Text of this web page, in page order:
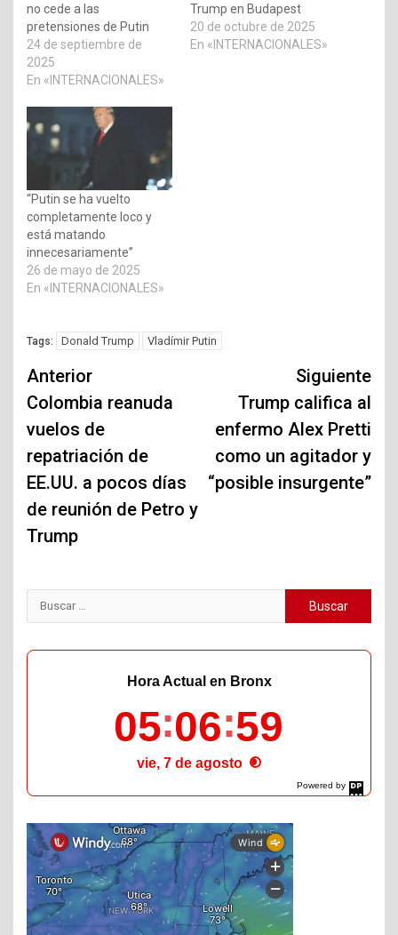
no cede a las
pretensiones de Putin
24 de septiembre de
2025
En «INTERNACIONALES»
Trump en Budapest
20 de octubre de 2025
En «INTERNACIONALES»
“Putin se ha vuelto
completamente loco y
está matando
innecesariamente”
26 de mayo de 2025
En «INTERNACIONALES»
Tags: Donald Trump Vladímir Putin
Navegación
de
entradas
Anterior
Colombia reanuda
vuelos de
repatriación de
EE.UU. a pocos días
de reunión de Petro y
Trump
Siguiente
Trump califica al
enfermo Alex Pretti
como un agitador y
“posible insurgente”
Buscar:
Powered by
DaysPedia.com
Hora Actual en Bronx
05 07 00
vie, 7 de agosto